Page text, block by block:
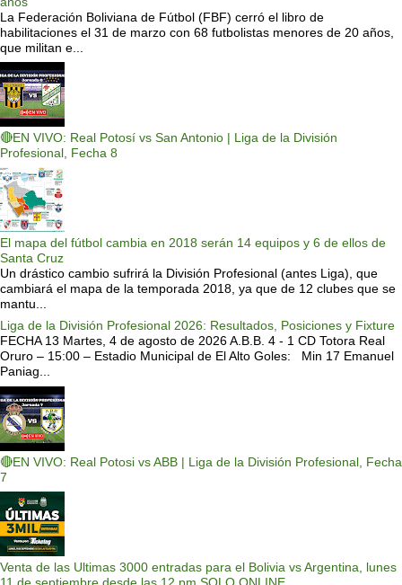
La Federación Boliviana de Fútbol (FBF) cerró el libro de
habilitaciones el 31 de marzo con 68 futbolistas menores de 20 años,
que militan e...
🔴EN VIVO: Real Potosí vs San Antonio | Liga de la División
Profesional, Fecha 8
El mapa del fútbol cambia en 2018 serán 14 equipos y 6 de ellos de
Santa Cruz
Un drástico cambio sufrirá la División Profesional (antes Liga), que
cambiará el mapa de la temporada 2018, ya que de 12 clubes que se
mantu...
Liga de la División Profesional 2026: Resultados, Posiciones y Fixture
FECHA 13 Martes, 4 de agosto de 2026 A.B.B. 4 - 1 CD Totora Real
Oruro – 15:00 – Estadio Municipal de El Alto Goles: Min 17 Emanuel
Paniag...
🔴EN VIVO: Real Potosi vs ABB | Liga de la División Profesional, Fecha
7
Venta de las Ultimas 3000 entradas para el Bolivia vs Argentina, lunes